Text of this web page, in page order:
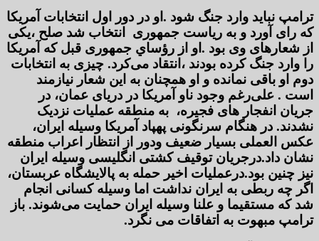
ترامپ نباید وارد جنگ شود .او در دور اول انتخابات آمریکا
که رای آورد و به ریاست جمهوری انتخاب شد صلح ،یکی
از شعارهای وی بود .او از رؤساي جمهوری قبل که آمریکا
را وارد جنگ کرده بودند ،انتقاد می‌کرد. چیزی به انتخابات
دوم او باقی نمانده و او همچنان به این شعار نیازمند
است . علی‌رغم وجود ناو آمریکا در دریای عمان، در
جریان انفجار های فجیره، به منطقه عملیات نزدیک
نشدند. در هنگام سرنگونی پهپاد آمریکا وسیله ایران،
عکس العملی بسیار ضعیف ودور از انتظار اعراب منطقه
نشان داد.درجریان توقیف کشتی انگلیسی وسیله ایران
نیز چنین بود.درعملیات اخیر حمله به پالایشگاه عربستان،
اگر چه ربطی به ایران نداشت اما وسیله کسانی انجام
شد که مستقیما و علنا وسیله ایران حمايت می‌شوند. باز
ترامپ مبهوت به اتفاقات می نگرد.